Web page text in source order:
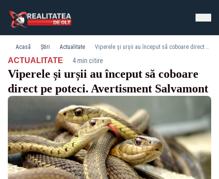
Acasă Știri Actualitate Viperele și urșii au început să coboare direct pe poteci. Avertisment Salvamont
ACTUALITATE· 4 min citire
Viperele și urșii au început să coboare
direct pe poteci. Avertisment Salvamont